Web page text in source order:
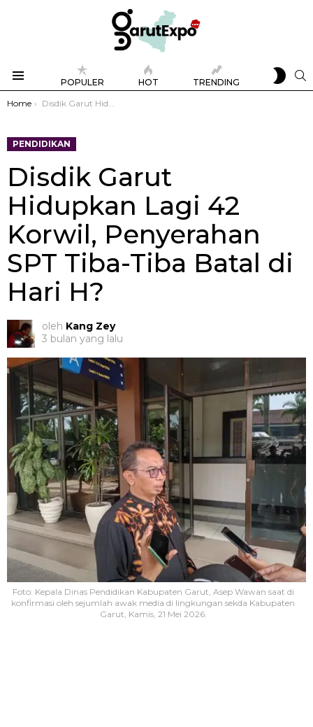
POPULER HOT TRENDING
SKIN
You are here:
Home Disdik Garut Hidupkan Lagi 42 Korwil, Penyerahan SPT Tiba-Tiba Batal di Hari H?
PENDIDIKAN
Disdik Garut
Hidupkan Lagi 42
Korwil, Penyerahan
SPT Tiba-Tiba Batal di
Hari H?
oleh Kang Zey
3 bulan yang lalu
Foto: Kepala Dinas Pendidikan Kabupaten Garut, Asep Wawan saat di
konfirmasi oleh sejumlah awak media di lingkungan sekda Kabupaten
Garut, Kamis, 21 Mei 2026.